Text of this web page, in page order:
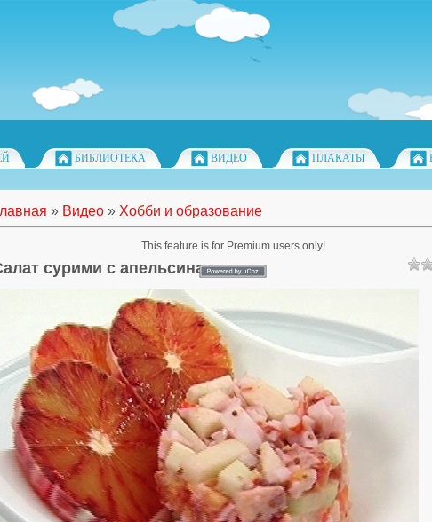
БИБЛИОТЕКА ВИДЕО ПЛАКАТЫ
» Видео » Хобби и образование
сурими с апельсинами
This feature is for Premium users only!